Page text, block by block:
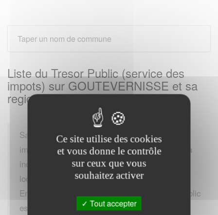
Liste du Tresor Public (service des
impots) sur GOUTEVERNISSE et sa
region
Sa mission fondamentale est de percevoir les
impôts des particuliers et des entreprises. Cela
inclut l'impôt sur le revenu, la TVA, les impôts
locaux, et d'autres taxes et cotisations.
En plus de la collecte des impôts, le Trésor Public
est également chargé de la gestion de la
Ce site utilise des cookies
et vous donne le contrôle
sur ceux que vous
souhaitez activer
Tout accepter